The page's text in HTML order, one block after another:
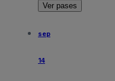
Ver pases
sep
14